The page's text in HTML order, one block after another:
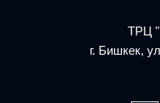
ТРЦ
г. Бишкек,